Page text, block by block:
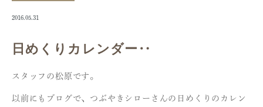
2016.05.31
日めくりカレンダー‥
スタッフの松原です。
以前にもブログで、つぶやきシローさんの日めくりのカレン